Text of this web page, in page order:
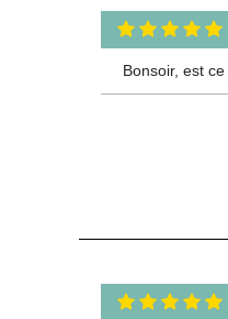
Bonsoir, est